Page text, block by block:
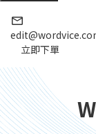
立即下單